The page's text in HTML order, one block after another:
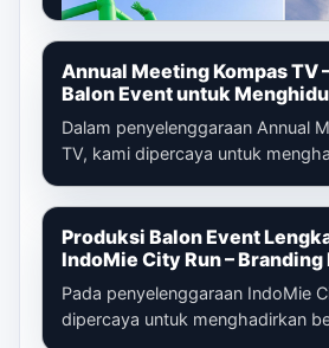
udara yang dirancang untuk
Annual Meeting Kompas TV
Balon Event untuk
Pengalaman Peserta
Dalam penyelenggaraan Annual
TV, kami dipercaya untuk
Produksi Balon Event
IndoMie City Run –
Setiap Titik Acara
Pada penyelenggaraan IndoMie
dipercaya untuk menghadirkan